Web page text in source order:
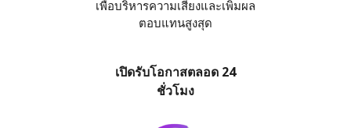
เพื่อบริหารความเสี่ยงและเพิ่มผล
ตอบแทนสูงสุด
เปิดรับโอกาสตลอด 24
ชั่วโมง